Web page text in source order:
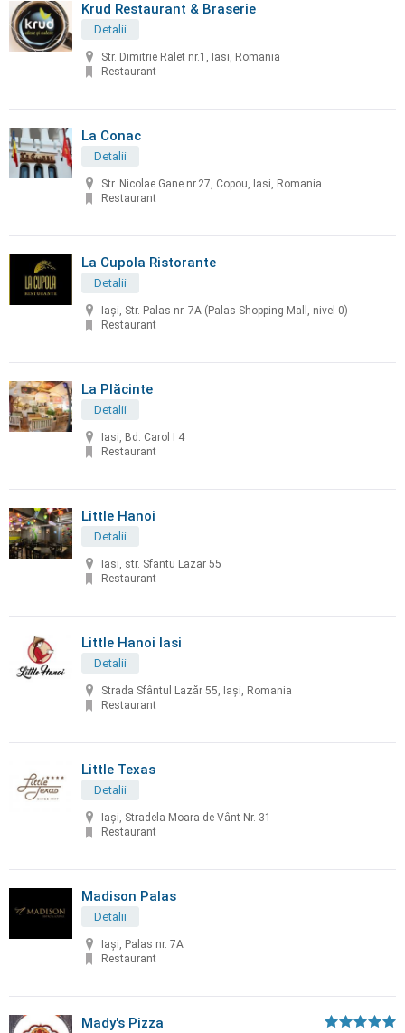
Krud Restaurant & Braserie
Detalii
Str. Dimitrie Ralet nr.1, Iasi, Romania
Restaurant
La Conac
Detalii
Str. Nicolae Gane nr.27, Copou, Iasi, Romania
Restaurant
La Cupola Ristorante
Detalii
Iași, Str. Palas nr. 7A (Palas Shopping Mall, nivel 0)
Restaurant
La Plăcinte
Detalii
Iasi, Bd. Carol I 4
Restaurant
Little Hanoi
Detalii
Iasi, str. Sfantu Lazar 55
Restaurant
Little Hanoi Iasi
Detalii
Strada Sfântul Lazăr 55, Iași, Romania
Restaurant
Little Texas
Detalii
Iași, Stradela Moara de Vânt Nr. 31
Restaurant
Madison Palas
Detalii
Iași, Palas nr. 7A
Restaurant
Mady's Pizza